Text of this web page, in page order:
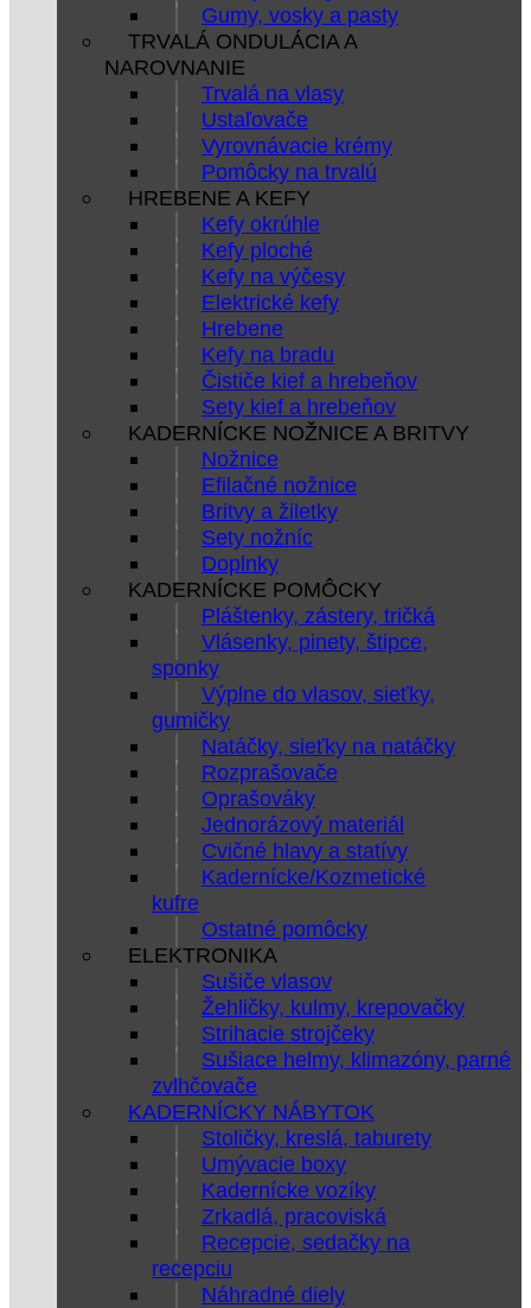
Gumy, vosky a pasty
TRVALÁ ONDULÁCIA A
NAROVNANIE
Trvalá na vlasy
Ustaľovače
Vyrovnávacie krémy
Pomôcky na trvalú
HREBENE A KEFY
Kefy okrúhle
Kefy ploché
Kefy na výčesy
Elektrické kefy
Hrebene
Kefy na bradu
Čističe kief a hrebeňov
Sety kief a hrebeňov
KADERNÍCKE NOŽNICE A BRITVY
Nožnice
Efilačné nožnice
Britvy a žiletky
Sety nožníc
Doplnky
KADERNÍCKE POMÔCKY
Pláštenky, zástery, tričká
Vlásenky, pinety, štipce,
sponky
Výplne do vlasov, sieťky,
gumičky
Natáčky, sieťky na natáčky
Rozprašovače
Oprašováky
Jednorázový materiál
Cvičné hlavy a statívy
Kadernícke/Kozmetické
kufre
Ostatné pomôcky
ELEKTRONIKA
Sušiče vlasov
Žehličky, kulmy, krepovačky
Strihacie strojčeky
Sušiace helmy, klimazóny, parné
zvlhčovače
KADERNÍCKY NÁBYTOK
Stoličky, kreslá, taburety
Umývacie boxy
Kadernícke vozíky
Zrkadlá, pracoviská
Recepcie, sedačky na
recepciu
Náhradné diely